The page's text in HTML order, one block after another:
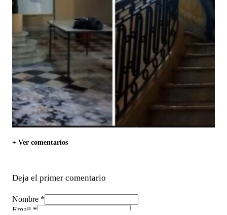
+ Ver comentarios
Deja el primer comentario
Nombre *
Email *